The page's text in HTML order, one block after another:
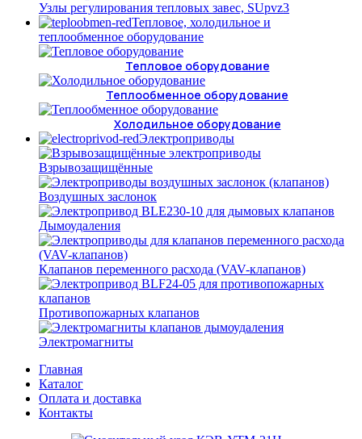
Узлы регулирования тепловых завес, SUpvz3
Тепловое, холодильное и
теплообменное оборудование
Тепловое оборудование
Теплообменное оборудование
Холодильное оборудование
Электроприводы
Взрывозащищённые
Воздушных заслонок
Дымоудаления
Клапанов переменного расхода (VAV-клапанов)
Противопожарных клапанов
Электромагниты
Главная
Каталог
Оплата и доставка
Контакты